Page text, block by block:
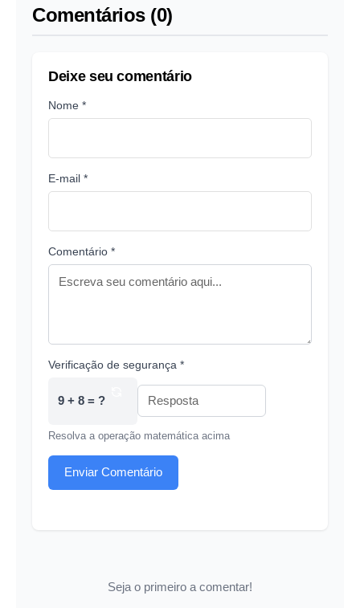
Comentários (0)
Deixe seu comentário
Nome *
E-mail *
Comentário *
Verificação de segurança *
9 + 8 = ?
Resolva a operação matemática acima
Enviar Comentário
Seja o primeiro a comentar!